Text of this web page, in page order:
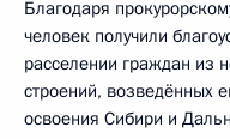
Благодаря
человек получили
расселении граждан из
строений, возведённых
освоения Сибири и